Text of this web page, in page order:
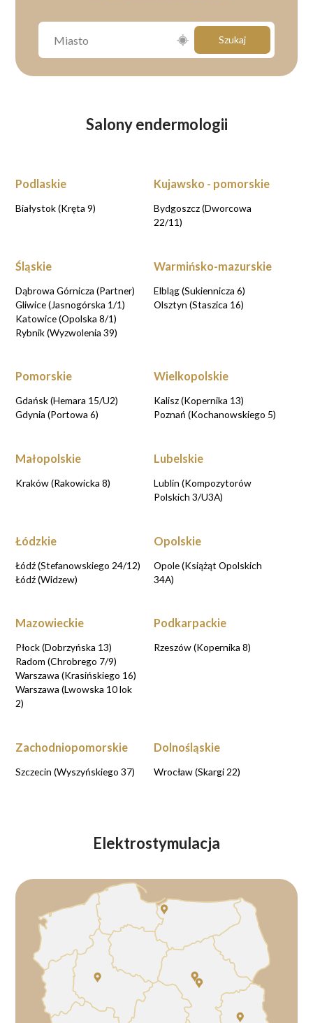
Szukaj
Salony endermologii
Podlaskie
Białystok (Kręta 9)
Kujawsko - pomorskie
Bydgoszcz (Dworcowa
22/11)
Śląskie
Dąbrowa Górnicza (Partner)
Gliwice (Jasnogórska 1/1)
Katowice (Opolska 8/1)
Rybnik (Wyzwolenia 39)
Warmińsko-mazurskie
Elbląg (Sukiennicza 6)
Olsztyn (Staszica 16)
Pomorskie
Gdańsk (Hemara 15/U2)
Gdynia (Portowa 6)
Wielkopolskie
Kalisz (Kopernika 13)
Poznań (Kochanowskiego 5)
Małopolskie
Kraków (Rakowicka 8)
Lubelskie
Lublin (Kompozytorów
Polskich 3/U3A)
Łódzkie
Łódź (Stefanowskiego 24/12)
Łódź (Widzew)
Opolskie
Opole (Książąt Opolskich
34A)
Mazowieckie
Płock (Dobrzyńska 13)
Radom (Chrobrego 7/9)
Warszawa (Krasińskiego 16)
Warszawa (Lwowska 10 lok
2)
Podkarpackie
Rzeszów (Kopernika 8)
Zachodniopomorskie
Szczecin (Wyszyńskiego 37)
Dolnośląskie
Wrocław (Skargi 22)
Elektrostymulacja